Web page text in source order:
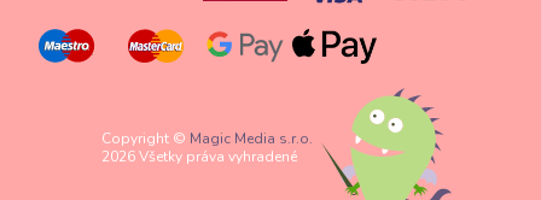
Copyright © Magic Media s.r.o.
2026 Všetky práva vyhradené